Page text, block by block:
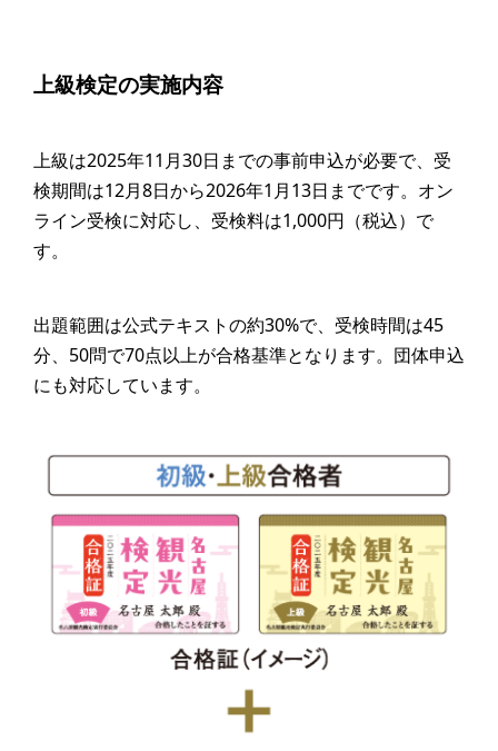
上級検定の実施内容
上級は2025年11月30日までの事前申込が必要で、受
検期間は12月8日から2026年1月13日までです。オン
ライン受検に対応し、受検料は1,000円（税込）で
す。
出題範囲は公式テキストの約30%で、受検時間は45
分、50問で70点以上が合格基準となります。団体申込
にも対応しています。